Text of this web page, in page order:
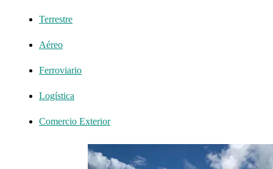
Terrestre
Aéreo
Ferroviario
Logística
Comercio Exterior